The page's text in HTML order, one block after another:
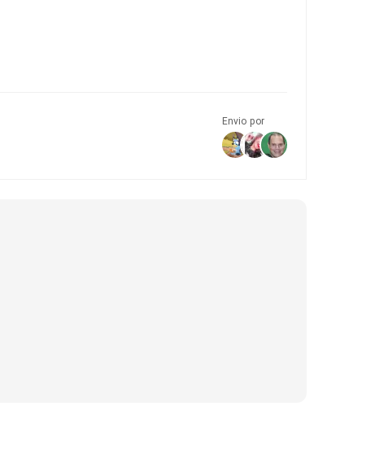
Envio por